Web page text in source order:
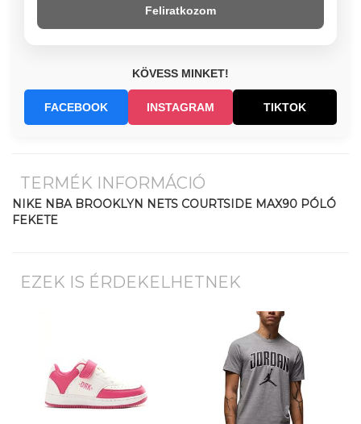
Feliratkozom
KÖVESS MINKET!
FACEBOOK INSTAGRAM TIKTOK
TERMÉK INFORMÁCIÓ
NIKE NBA BROOKLYN NETS COURTSIDE MAX90 PÓLÓ
FEKETE
EZEK IS ÉRDEKELHETNEK